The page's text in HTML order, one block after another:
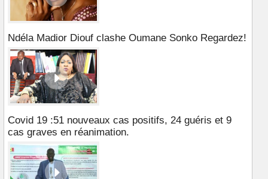
Ndéla Madior Diouf clashe Oumane Sonko Regardez!
Covid 19 :51 nouveaux cas positifs, 24 guéris et 9
cas graves en réanimation.